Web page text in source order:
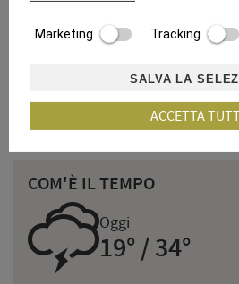
Clicca qui per andare
COM'È IL TEMPO
0Oggi
19° / 34°
Marketing Tracking
SALVA LA
ACCETTA